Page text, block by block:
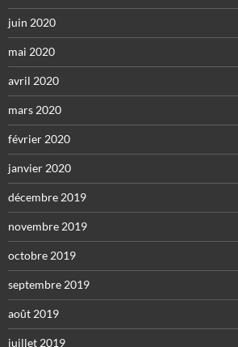
juin 2020
mai 2020
avril 2020
mars 2020
février 2020
janvier 2020
décembre 2019
novembre 2019
octobre 2019
septembre 2019
août 2019
juillet 2019